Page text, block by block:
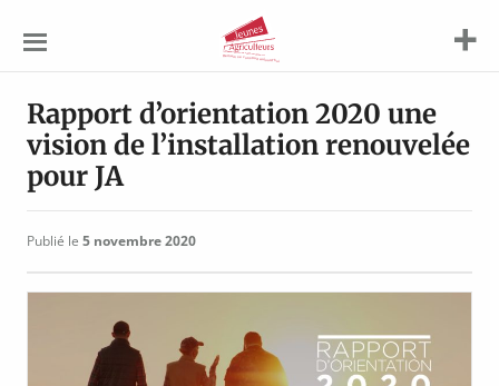
Agriculteurs
Rapport d’orientation 2020 une
vision de l’installation renouvelée
pour JA
Publié le 5 novembre 2020